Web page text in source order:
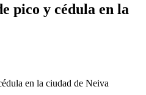
pico y cédula en la